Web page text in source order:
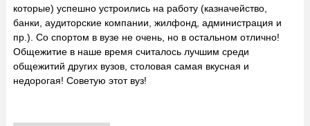
которые) успешно устроились на работу (казначейство,
банки, аудиторские компании, жилфонд, администрация и
пр.). Со спортом в вузе не очень, но в остальном отлично!
Общежитие в наше время считалось лучшим среди
общежитий других вузов, столовая самая вкусная и
недорогая! Советую этот вуз!